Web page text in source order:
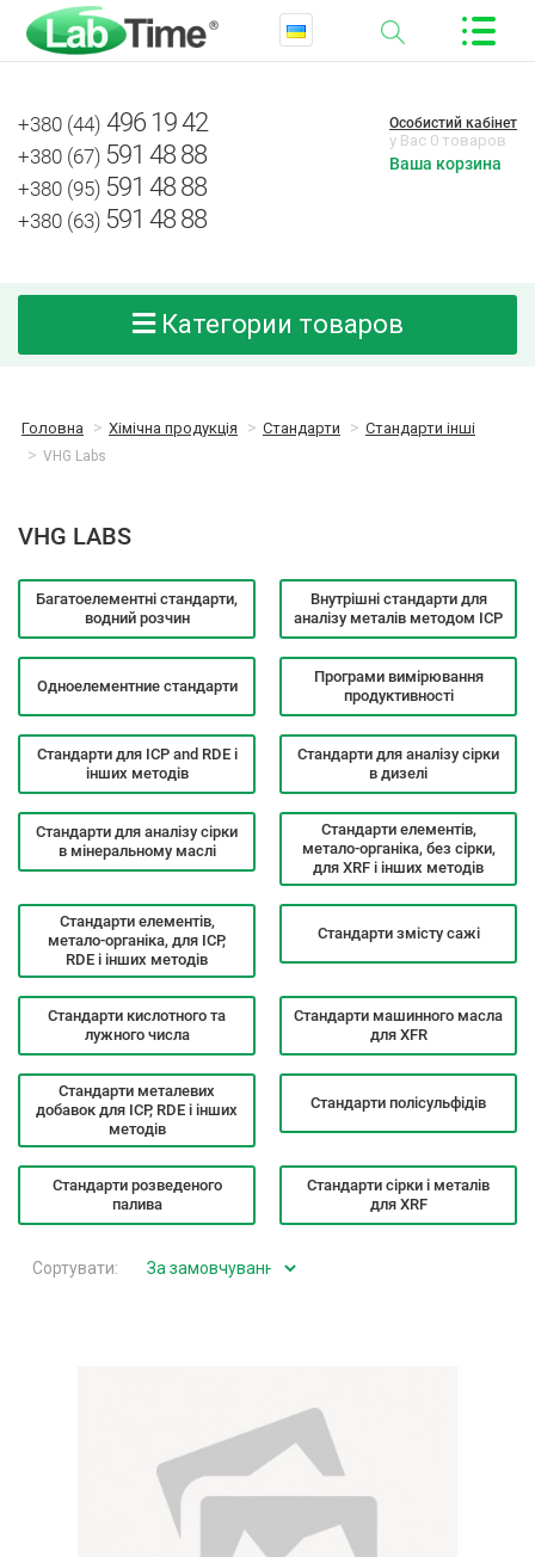
+380 (44) 496 19 42
+380 (67) 591 48 88
+380 (95) 591 48 88
+380 (63) 591 48 88
Особистий кабінет
у Вас 0 товаров
Ваша корзина
Категории товаров
Головна Хімічна продукція Стандарти Стандарти інші
VHG Labs
VHG LABS
Багатоелементні стандарти,
водний розчин
Внутрішні стандарти для
аналізу металів методом ICP
Одноелементние стандарти
Програми вимірювання
продуктивності
Стандарти для ICP and RDE і
інших методів
Стандарти для аналізу сірки
в дизелі
Стандарти для аналізу сірки
в мінеральному маслі
Стандарти елементів,
метало-органіка, без сірки,
для XRF і інших методів
Стандарти елементів,
метало-органіка, для ICP,
RDE і інших методів
Стандарти змісту сажі
Стандарти кислотного та
лужного числа
Стандарти машинного масла
для XFR
Стандарти металевих
добавок для ICP, RDE і інших
методів
Стандарти полісульфідів
Стандарти розведеного
палива
Стандарти сірки і металів
для XRF
Сортувати: